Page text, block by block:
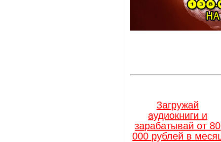
Загружай
аудиокниги и
зарабатывай от 80
000 рублей в